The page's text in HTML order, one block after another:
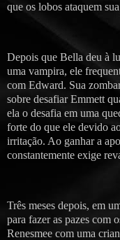
que os lobos ataquem
Depois que Bella deu à
uma vampira, ele
com Edward. Sua
sobre desafiar Emmett
ela o desafia em uma
forte do que ele devido
irritação. Ao ganhar a
constantemente exige
Três meses depois, em
para fazer as pazes com
Renesmee com uma